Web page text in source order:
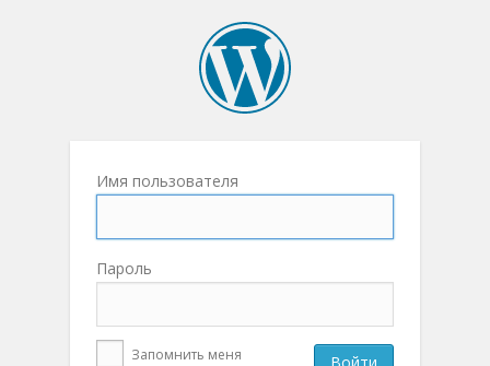
Имя пользователя
Пароль
Запомнить меня